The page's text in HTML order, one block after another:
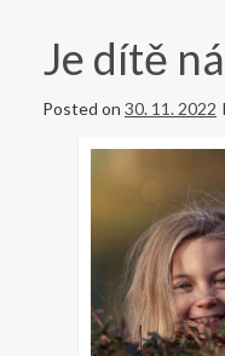
Je dítě
Posted on 30. 11. 2022